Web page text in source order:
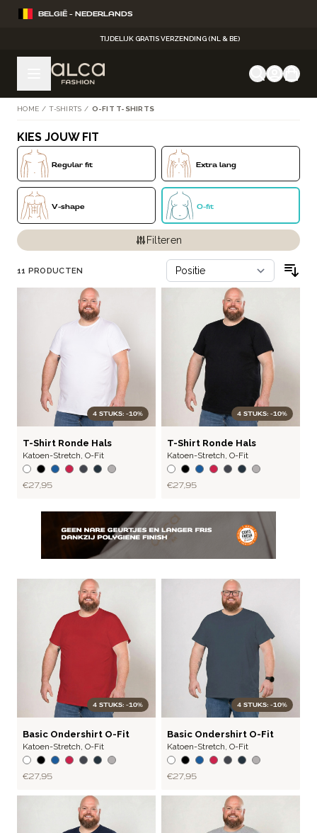
Ga naar de inhoud
TIJDELIJK GRATIS VERZENDING (NL & BE)
BELGIË - NEDERLANDS
Doorgaan naar productlijst
HOME / T-SHIRTS / O-FIT T-SHIRTS
KIES JOUW FIT
Regular fit Extra lang
V-shape O-fit
Filteren
11 PRODUCTEN
4 STUKS: -10%
BASIC
T-Shirt Ronde Hals
Katoen-Stretch, O-Fit
€ 27,95
4 STUKS: -10%
BASIC
T-Shirt Ronde Hals
Katoen-Stretch, O-Fit
€ 27,95
4 STUKS: -10%
BASIC
Basic Ondershirt O-Fit
Katoen-Stretch O-Fit
€ 27,95
4 STUKS: -10%
BASIC
Basic Ondershirt O-Fit
Katoen-Stretch O-Fit
€ 27,95